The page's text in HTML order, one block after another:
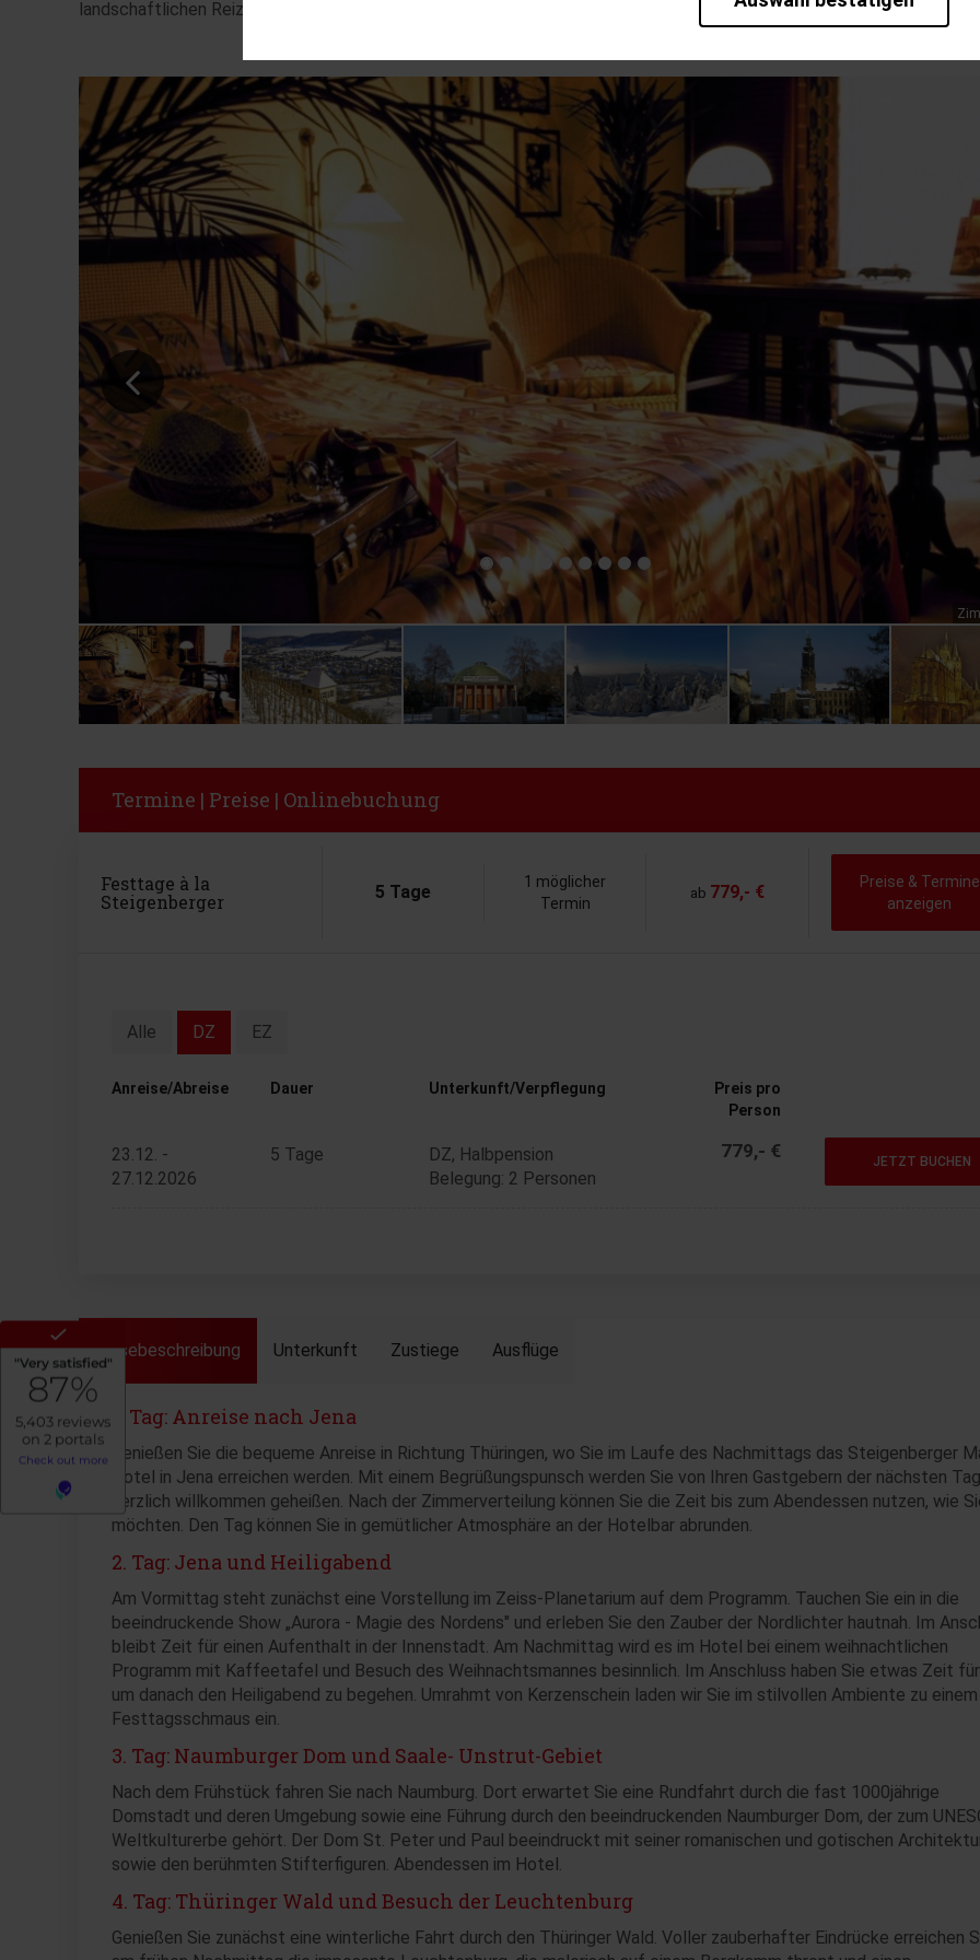
landschaftlichen Reize. Eine einzigartige Kulisse, die der kleinen Großstadt einen besonderen Charme verleiht.
Termine | Preise | Onlinebuchung
Festtage à la
Steigenberger
5 Tage
1 möglicher
Termin
ab 779,- €
Preise & Termine
anzeigen
Alle DZ EZ
Anreise/Abreise Dauer Unterkunft/Verpflegung
Preis pro
Person
23.12. -
27.12.2026
5 Tage
DZ, Halbpension
Belegung: 2 Personen
779,- € JETZT BUCHEN
Reisebeschreibung Unterkunft Zustiege Ausflüge
1. Tag: Anreise nach Jena
Genießen Sie die bequeme Anreise in Richtung Thüringen, wo Sie im Laufe des Nachmittags das Steigenberger
Hotel in Jena erreichen werden. Mit einem Begrüßungspunsch werden Sie von Ihren Gastgebern der nächsten
herzlich willkommen geheißen. Nach der Zimmerverteilung können Sie die Zeit bis zum Abendessen nutzen, wie
möchten. Den Tag können Sie in gemütlicher Atmosphäre an der Hotelbar abrunden.
2. Tag: Jena und Heiligabend
Am Vormittag steht zunächst eine Vorstellung im Zeiss-Planetarium auf dem Programm. Tauchen Sie ein in die
beeindruckende Show „Aurora - Magie des Nordens" und erleben Sie den Zauber der Nordlichter hautnah. Im
bleibt Zeit für einen Aufenthalt in der Innenstadt. Am Nachmittag wird es im Hotel bei einem weihnachtlichen
Programm mit Kaffeetafel und Besuch des Weihnachtsmannes besinnlich. Im Anschluss haben Sie etwas Zeit
um danach den Heiligabend zu begehen. Umrahmt von Kerzenschein laden wir Sie im stilvollen Ambiente zu einem
Festtagsschmaus ein.
3. Tag: Naumburger Dom und Saale- Unstrut-Gebiet
Nach dem Frühstück fahren Sie nach Naumburg. Dort erwartet Sie eine Rundfahrt durch die fast 1000jährige
Domstadt und deren Umgebung sowie eine Führung durch den beeindruckenden Naumburger Dom, der zum
Weltkulturerbe gehört. Der Dom St. Peter und Paul beeindruckt mit seiner romanischen und gotischen
sowie den berühmten Stifterfiguren. Abendessen im Hotel.
4. Tag: Thüringer Wald und Besuch der Leuchtenburg
Genießen Sie zunächst eine winterliche Fahrt durch den Thüringer Wald. Voller zauberhafter Eindrücke erreichen
Diese Cookies sind für den Betrieb der Seite unbedingt notwendig und ermöglichen beispielsweise
Funktionalitäten. Außerdem können wir mit dieser Art von Cookies ebenfalls erkennen, ob Sie in
Statistik
Um unser Angebot und unsere Webseite weiter zu verbessern, erfassen wir anonymisierte Daten für
dieser Cookies können wir beispielsweise die Besucherzahlen und den Effekt bestimmter Seiten
unsere Inhalte optimieren.